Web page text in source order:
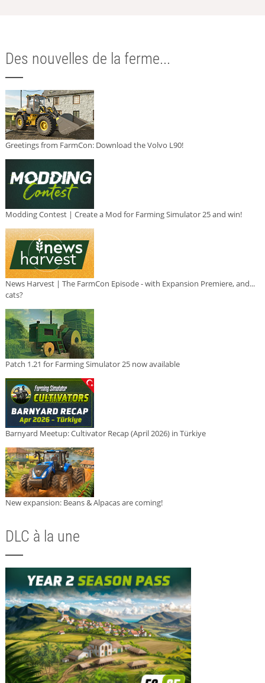
Des nouvelles de la ferme...
Greetings from FarmCon: Download the Volvo L90!
Modding Contest | Create a Mod for Farming Simulator 25 and win!
News Harvest | The FarmCon Episode - with Expansion Premiere, and...
cats?
Patch 1.21 for Farming Simulator 25 now available
Barnyard Meetup: Cultivator Recap (April 2026) in Türkiye
New expansion: Beans & Alpacas are coming!
DLC à la une